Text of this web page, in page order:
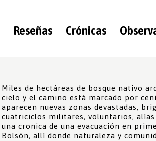
Reseñas Crónicas
Miles de hectáreas de bosque nativo
cielo y el camino está marcado por
aparecen nuevas zonas devastadas,
cuatriciclos militares, voluntarios, alías
una cronica de una evacuación en
Bolsón, allí donde naturaleza y